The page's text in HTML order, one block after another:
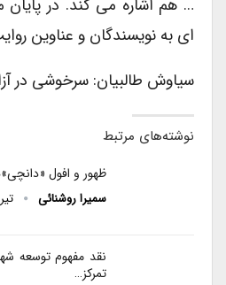
… هم اشاره می کند. در پایان
ای به نویسندگان و عناوین
سیاوش طالبیان: سرخوشی در
نوشته‌های مرتبط
ظهور و افول
سمیرا روشنائی تیر ۳۰, ۱۴۰۵
نقد مفهوم توسعه
تمرکز…